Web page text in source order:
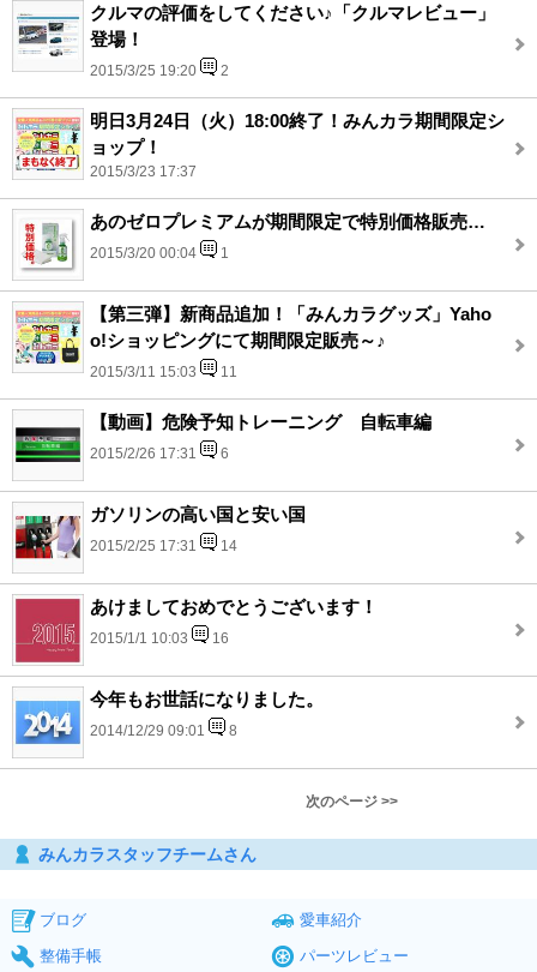
クルマの評価をしてください♪「クルマレビュー」
登場！
2015/3/25 19:20 2
明日3月24日（火）18:00終了！みんカラ期間限定シ
ョップ！
2015/3/23 17:37
あのゼロプレミアムが期間限定で特別価格販売…
2015/3/20 00:04 1
【第三弾】新商品追加！「みんカラグッズ」Yaho
o!ショッピングにて期間限定販売～♪
2015/3/11 15:03 11
【動画】危険予知トレーニング 自転車編
2015/2/26 17:31 6
ガソリンの高い国と安い国
2015/2/25 17:31 14
あけましておめでとうございます！
2015/1/1 10:03 16
今年もお世話になりました。
2014/12/29 09:01 8
次のページ >>
みんカラスタッフチームさん
ブログ
愛車紹介
整備手帳
パーツレビュー